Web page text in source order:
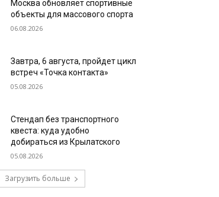
Москва обновляет спортивные
объекты для массового спорта
06.08.2026
Завтра, 6 августа, пройдет цикл
встреч «Точка контакта»
05.08.2026
Стендап без транспортного
квеста: куда удобно
добираться из Крылатского
05.08.2026
Загрузить больше